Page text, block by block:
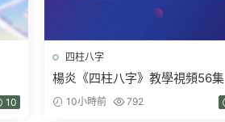
10
四柱八字
楊炎《四柱八字》教學視頻56集
10小時前 792